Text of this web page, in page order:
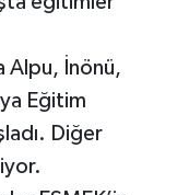
Alpu, İnönü,
Eğitim
Diğer